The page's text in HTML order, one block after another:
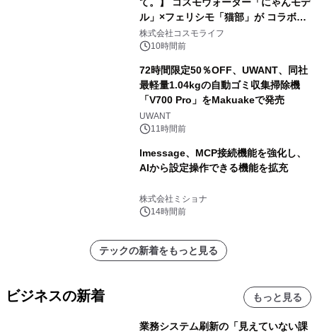
ル」×フェリシモ「猫部」が コラボキ
ャンペーンを実施
株式会社コスモライフ
10時間前
72時間限定50％OFF、UWANT、同社
最軽量1.04kgの自動ゴミ収集掃除機
「V700 Pro」をMakuakeで発売
UWANT
11時間前
lmessage、MCP接続機能を強化し、
AIから設定操作できる機能を拡充
株式会社ミショナ
14時間前
テックの新着をもっと見る
ビジネスの新着 もっと見る
業務システム刷新の「見えていない課